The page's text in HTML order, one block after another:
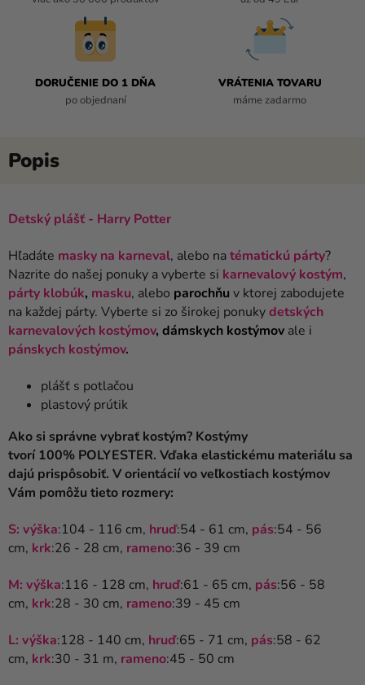
DORUČENIE DO 1 DŇA
po objednaní
VRÁTENIA TOVARU
máme zadarmo
Detský plášť - Harry Potter
Hľadáte masky na karneval, alebo natématickú párty?
Nazrite do našej ponuky a vyberte si karnevalový kostým,
párty klobúk, masku, alebo parochňuv ktorej zabodujete
na každej párty. Vyberte si zo širokej ponukydetských
karnevalových kostýmov, dámskych kostýmov ale i
pánskych kostýmov.
plášť s potlačou
plastový prútik
Ako si správne vybrať kostým? Kostýmy
tvorí 100% POLYESTER. Vďaka elastickému materiálu sa
dajú prispôsobiť. V orientácií vo veľkostiach kostýmov
Vám pomôžu tieto rozmery:
S: výška:104 - 116 cm, hruď:54 - 61 cm, pás:54 - 56
cm, krk:26 - 28 cm, rameno:36 - 39 cm
M: výška:116 - 128 cm, hruď:61 - 65 cm, pás:56 - 58
cm, krk:28 - 30 cm, rameno:39 - 45 cm
L: výška:128 - 140 cm, hruď:65 - 71 cm, pás:58 - 62
cm, krk:30 - 31 m, rameno:45 - 50 cm